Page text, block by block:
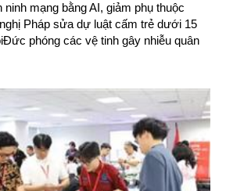
mạng bằng AI, giảm phụ thuộc
Pháp sửa dự luật cấm trẻ dưới 15
phóng các vệ tinh gây nhiễu quân